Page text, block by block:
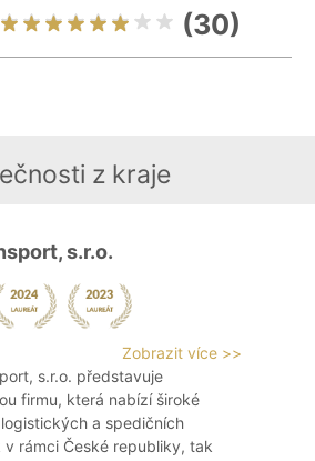
(30)
z kraje
s.r.o.
Zobrazit více >>
s.r.o. představuje
firmu, která nabízí široké
a spedičních
v rámci České republiky, tak